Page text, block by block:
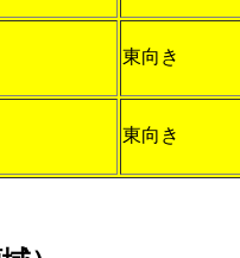
東向き
東向き